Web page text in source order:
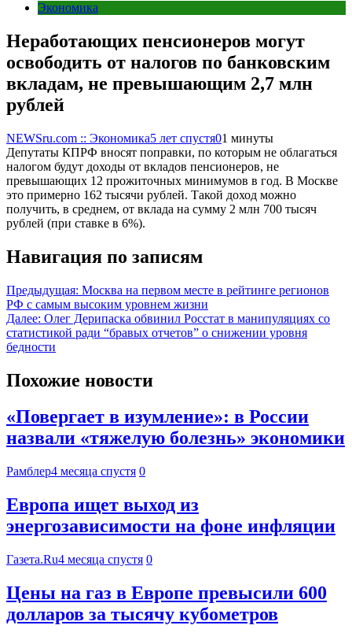
Экономика
Неработающих пенсионеров могут
освободить от налогов по банковским
вкладам, не превышающим 2,7 млн
рублей
NEWSru.com :: Экономика5 лет спустя01 минуты
Депутаты КПРФ вносят поправки, по которым не облагаться
налогом будут доходы от вкладов пенсионеров, не
превышающих 12 прожиточных минимумов в год. В Москве
это примерно 162 тысячи рублей. Такой доход можно
получить, в среднем, от вклада на сумму 2 млн 700 тысяч
рублей (при ставке в 6%).
Навигация по записям
Предыдущая: Москва на первом месте в рейтинге регионов
РФ с самым высоким уровнем жизни
Далее: Олег Дерипаска обвинил Росстат в манипуляциях со
статистикой ради “бравых отчетов” о снижении уровня
бедности
Похожие новости
«Повергает в изумление»: в России
назвали «тяжелую болезнь» экономики
Рамблер4 месяца спустя 0
Европа ищет выход из
энергозависимости на фоне инфляции
Газета.Ru4 месяца спустя 0
Цены на газ в Европе превысили 600
долларов за тысячу кубометров